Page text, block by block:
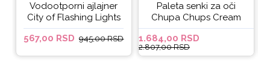
Vodootporni ajlajner
City of Flashing Lights
Micro Retractable Liner
- It's Lit
567,00 RSD 945,00 RSD
Paleta senki za oči
Chupa Chups Cream
Soda
1.684,00 RSD
2.807,00 RSD